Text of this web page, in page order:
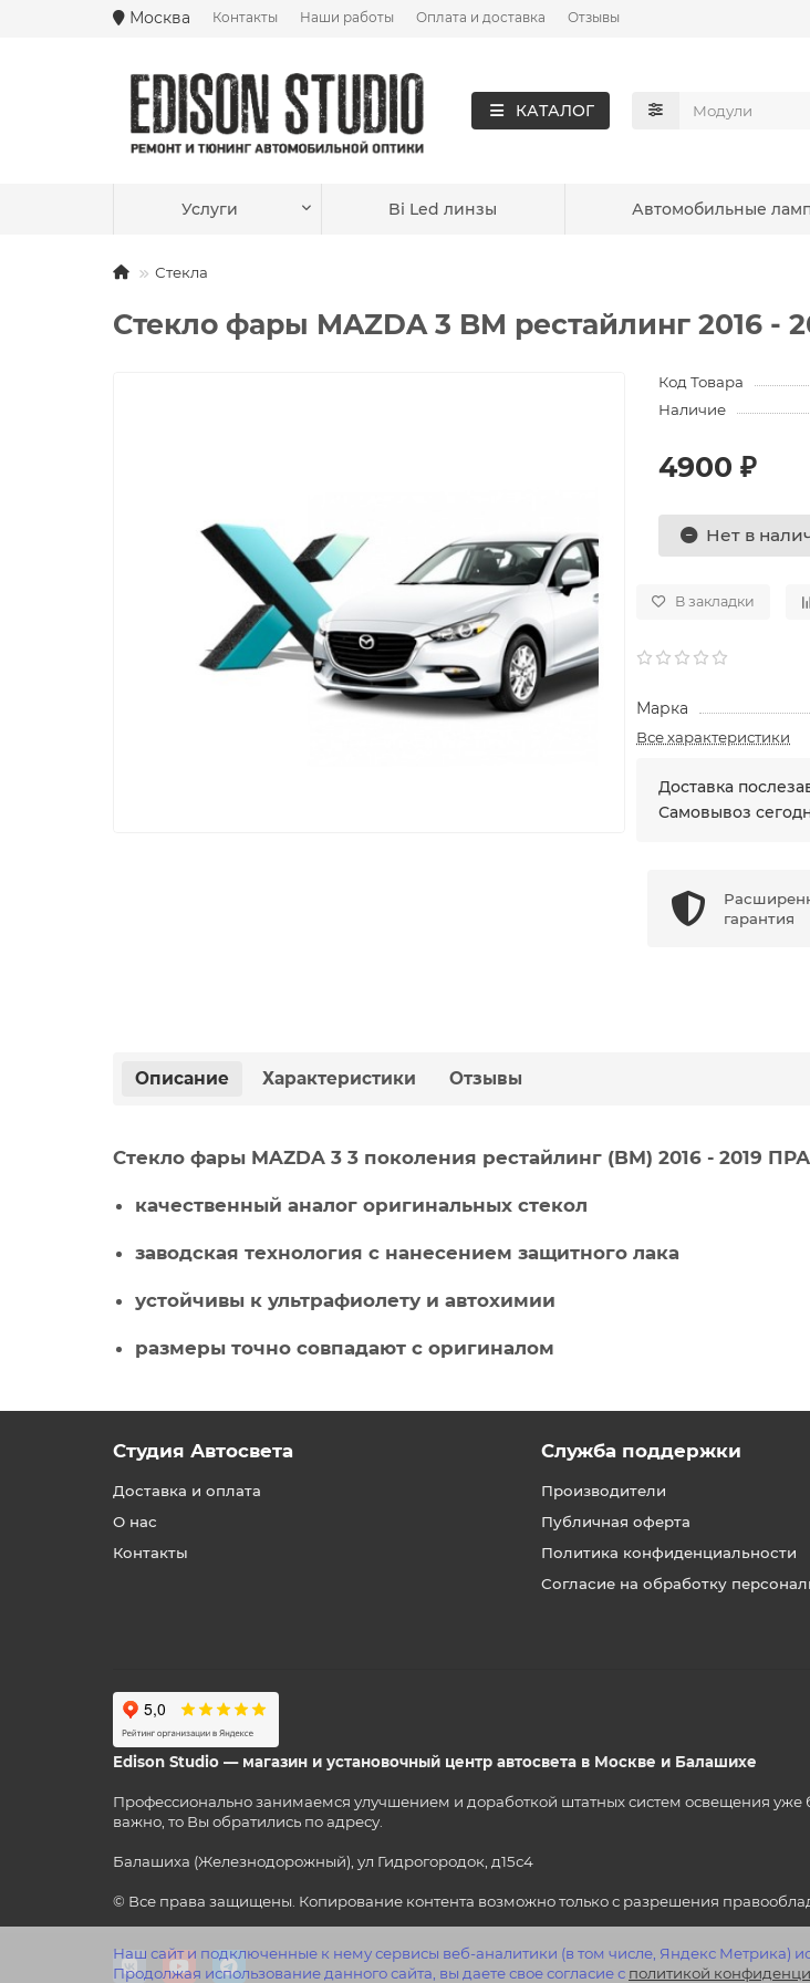
Москва Контакты Наши работы Оплата и доставка Отзывы
КАТАЛОГ
Услуги Bi Led линзы Автомобильные
Стекла
Стекло фары MAZDA 3 BM рестайлинг 2016 -
Код Товара
Наличие
4900 ₽
Нет в
В закладки
Марка
Все характеристики
Доставка
Самовывоз
гарантия
Описание Характеристики Отзывы
Стекло фары MAZDA 3 3 поколения рестайлинг (BM) 2016 - 2019
качественный аналог оригинальных стекол
заводская технология с нанесением защитного лака
устойчивы к ультрафиолету и автохимии
размеры точно совпадают с оригиналом
Наш сайт и подключенные к нему сервисы веб-аналитики (в том числе, Яндекс Метрика)
Продолжая использование данного сайта, вы даете свое согласие с политикой
Студия Автосвета
Доставка и оплата
О нас
Контакты
Служба поддержки
Производители
Публичная оферта
Политика конфиденциальности
Согласие на обработку
Edison Studio — магазин и установочный центр автосвета в Москве и Балашихе
Профессионально занимаемся улучшением и доработкой штатных систем освещения уже
важно, то Вы обратились по адресу.
Балашиха (Железнодорожный), ул Гидрогородок, д15с4
© Все права защищены. Копирование контента возможно только с разрешения